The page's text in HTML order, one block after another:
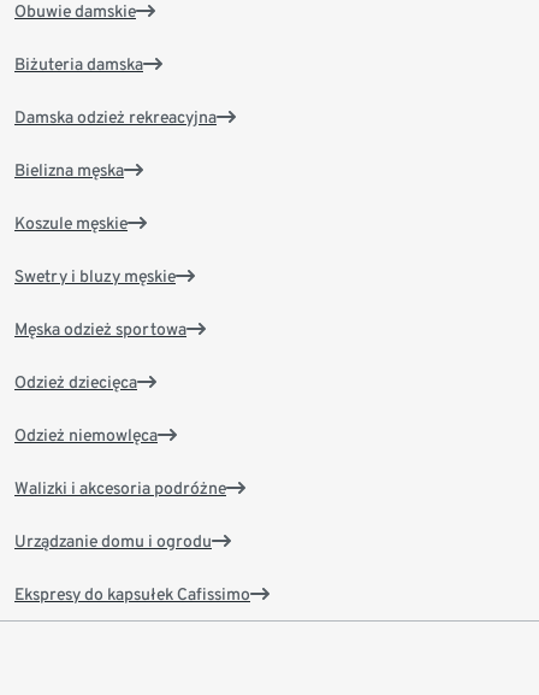
Obuwie damskie
Biżuteria damska
Damska odzież rekreacyjna
Bielizna męska
Koszule męskie
Swetry i bluzy męskie
Męska odzież sportowa
Odzież dziecięca
Odzież niemowlęca
Walizki i akcesoria podróżne
Urządzanie domu i ogrodu
Ekspresy do kapsułek Cafissimo